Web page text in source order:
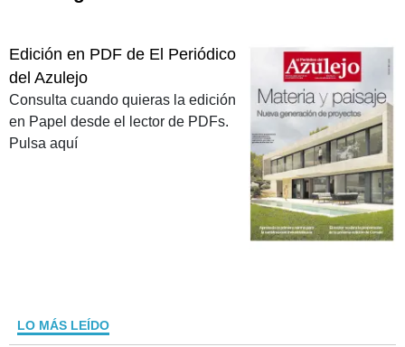
Edición en PDF de El Periódico
del Azulejo
Consulta cuando quieras la edición
en Papel desde el lector de PDFs.
Pulsa aquí
LO MÁS LEÍDO